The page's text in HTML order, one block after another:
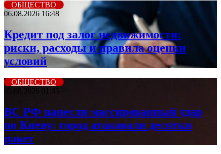
ОБЩЕСТВО
06.08.2026 16:48
Кредит под залог недвижимости:
риски, расходы и правила оценки
условий
ОБЩЕСТВО
05.08.2026 01:35
ВС РФ нанесли массированный удар
по Киеву: город атаковали десятки
ракет